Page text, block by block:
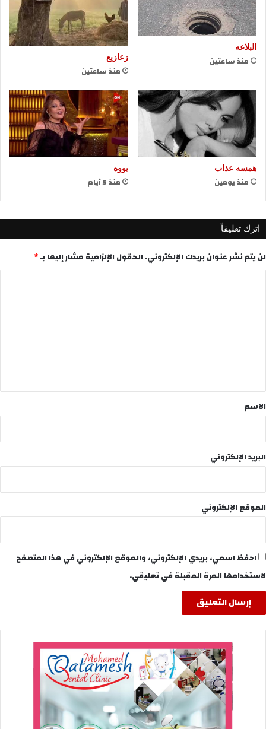
البلاعه
منذ ساعتين زعازيع
منذ ساعتين
همسه عذاب
منذ يومين
يووه
منذ 5 أيام
اترك تعليقاً
لن يتم نشر عنوان بريدك الإلكتروني. الحقول الإلزامية مشار إليها بـ*
*
الاسم
البريد الإلكتروني
الموقع الإلكتروني
احفظ اسمي، بريدي الإلكتروني، والموقع الإلكتروني في هذا المتصفح
لاستخدامها المرة المقبلة في تعليقي.